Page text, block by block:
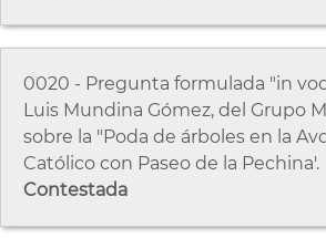
0020 - Pregunta formulada "in
Luis Mundina Gómez, del Grupo
sobre la "Poda de árboles en la
Católico con Paseo de la Pechina'.
Contestada